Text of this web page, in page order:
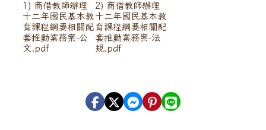
1) 商借教師辦理
十二年國民基本教
育課程綱要相關配
套推動業務案-公
文.pdf
2) 商借教師辦理
十二年國民基本教
育課程綱要相關配
套推動業務案-法
規.pdf